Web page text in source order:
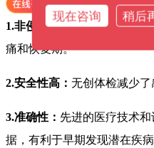
1.非侵入性：无需进行手术
痛和恢复期。
2.安全性高： 无创体检减少了
3.准确性： 先进的医疗技术
据，有利于早期发现潜在疾病
现在咨询 稍后